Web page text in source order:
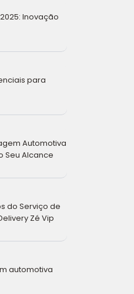
Inovação
para
Automotiva
Seu Alcance
do Serviço de
Zé Vip
automotiva